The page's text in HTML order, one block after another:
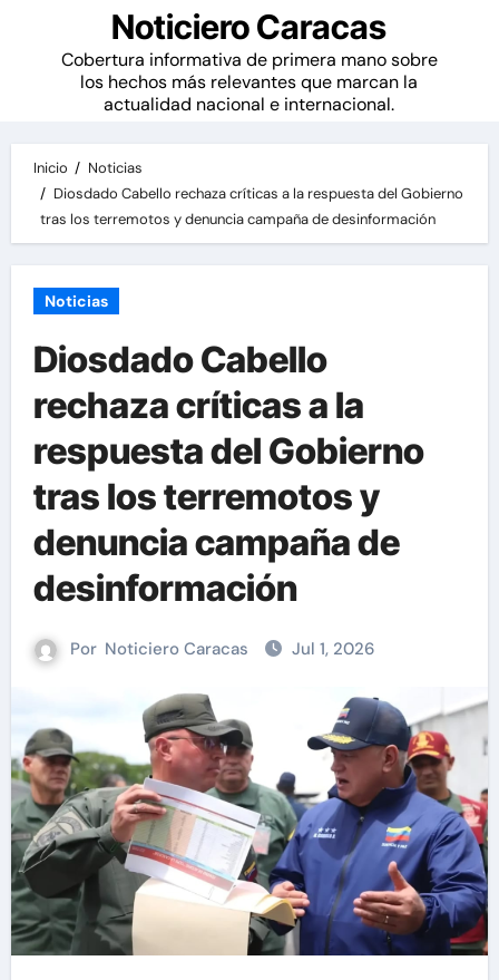
Noticiero Caracas
Cobertura informativa de primera mano sobre
los hechos más relevantes que marcan la
actualidad nacional e internacional.
Inicio
Noticias
Diosdado Cabello rechaza críticas a la respuesta del Gobierno
tras los terremotos y denuncia campaña de desinformación
Noticias
Diosdado Cabello
rechaza críticas a la
respuesta del Gobierno
tras los terremotos y
denuncia campaña de
desinformación
Por Noticiero Caracas Jul 1, 2026